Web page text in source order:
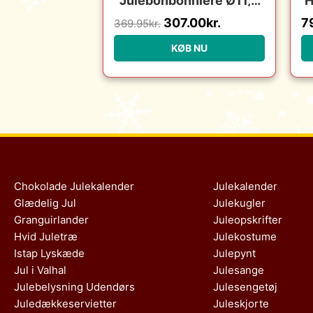
369.95kr. 307.00kr.
KØB NU
Chokolade Julekalender
Glædelig Jul
Granguirlander
Hvid Juletræ
Istap Lyskæde
Jul i Valhal
Julebelysning Udendørs
Juledækkeservietter
Julekalender
Julekugler
Juleopskrifter
Julekostume
Julepynt
Julesange
Julesengetøj
Juleskjorte